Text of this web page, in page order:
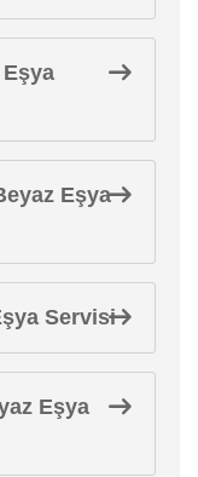
Eşya
Servisi
Eşya